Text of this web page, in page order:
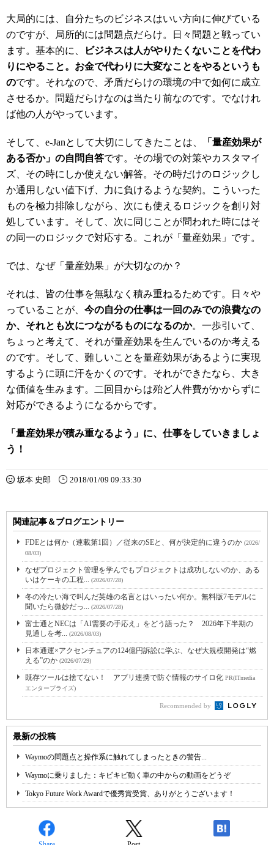
大局的には、自分たちのビジネスはいい方向に伸びている
のですが、局所的には問題点だらけ。日々問題と戦ってい
ます。基本的に、
ビジネスは人がやりたくないことを代わ
りにやること。お金で代わりに大変なことをやるというも
のです。それなので、矛盾だらけの環境の中で如何に成立
させるか。問題だらけなのは当たり前なのです。でなけれ
ば他の人がやっています。
そして、e-Janとして大切にしてきたことは、
「量産効果が
ある否か」の自問自答です。その場での対策やカスタマイ
ズ、その時にしか使えない解答。その時だけのロジックし
か通用しない値下げ、力に負けるような契約。こういった
ものを極力排除しながら、次にも使えるロジックを創り対
処しています。そして、次に同じことが問われた時にはそ
の同一のロジックで対応する。これが「量産効果」です。
では、なぜ「量産効果」が大切なのか？
それは、皆の仕事を無駄なく積み重ねるためです。日々や
っていることが、 今の自分の仕事は一回のみでの浪費なの
か、それとも次につながるものになるのか。一歩引いて、
ちょっと考えて、それが量産効果を生んでいるのか考える
のです。そして、難しいことを量産効果があるように実現
するように頭に汗をかくのです。それができたなら、大き
な価値を生みます。二回目からは殆ど人件費がかからずに
対応ができるようになるからです。
「量産効果が積み重なるよう」に、仕事をしていきましょ
う！
坂本 史郎 2018/01/09 09:33:30
関連記事＆ブログエントリー
FDEとは何か（連載第1回）／従来のSEと、何が決定的に違うのか (2026/
08/03)
なぜプロジェクト管理を学んでもプロジェクトは成功しないのか、ある
いはケーキの工程... (2026/07/28)
冬の冷たい海で叫んだ英雄の名言とはいったい何か。無料版7モデルに
聞いたら微妙だっ... (2026/07/28)
富士通とNECは「AI需要の手応え」をどう語った？ 2026年下半期の
見通しを考... (2026/08/03)
日本通運×アクセンチュアの124億円訴訟に学ぶ、なぜ大規模開発は“燃
える”のか (2026/07/29)
既存ツールは捨てない！ アプリ連携で防ぐ情報のサイロ化 PR(ITmedia
エンタープライズ)
Recommended by
最新の投稿
Waymoの問題点と操作系に触れてしまったときの警告...
Waymoに乗りました：キビキビ動く車の中からの動画をどうぞ
Tokyo Future Work Awardで優秀賞受賞、ありがとうございます！